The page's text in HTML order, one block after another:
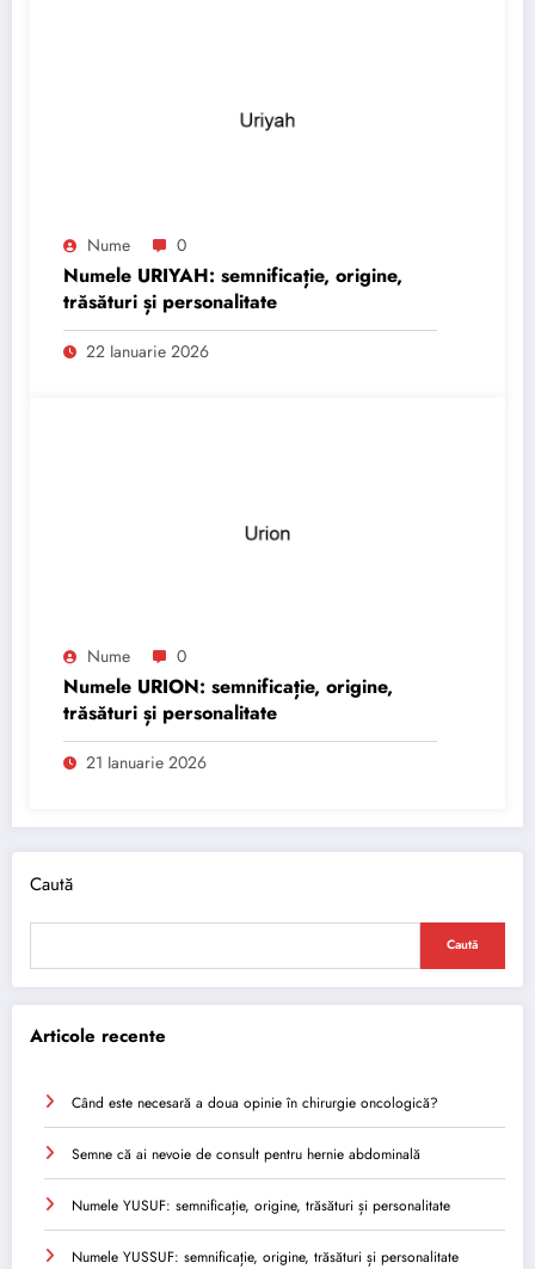
Nume 0
Numele URIYAH: semnificație, origine,
trăsături și personalitate
22 Ianuarie 2026
Nume 0
Numele URION: semnificație, origine,
trăsături și personalitate
21 Ianuarie 2026
Caută
Caută
Articole recente
Când este necesară a doua opinie în chirurgie oncologică?
Semne că ai nevoie de consult pentru hernie abdominală
Numele YUSUF: semnificație, origine, trăsături și personalitate
Numele YUSSUF: semnificație, origine, trăsături și personalitate